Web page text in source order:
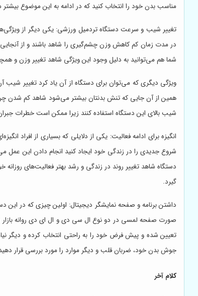
مناسب بدن خود را انتخاب کنید که در ادامه به این موضوع بیشتر
تغییر شیب و سرعت دستگاه تردمیل ورزشی: یکی دیگر از
در مدت زمان کم کاهش وزن چشم‌گیری را شاهد باشند و از
شما هم می‌توانید به دلیل وجود این ویژگی شاهد تغییر وزن و
ویژگی دیگری که می‌توان برای دستگاه از آن یاد کرد تغییر
همین از آن جایی که تنش بدنتان بیشتر می‌شود شاهد کم شدن چربی
شیب بالای این دستگاه استفاده کنند زیرا ممکن است خطرات
انگیزه برای ادامه فعالیت: یکی از دلایلی که بسیاری از افراد
شروع جدیدی را در زندگی خود ایجاد کنید انجام دادن این عمل
دستگاه شاهد تغییر روند در زندگی و رشد بهتر فعالیت‌های
گیرد.
داشتن برنامه و صفحه نمایشگر دیجیتال: اولین چیزی که در
صورت صفحه لمسی در دو نوع ال سی دی و ال ای دی روانه بازار
تعیین شده و پیش فرض خود را به راحتی انتخاب کرده و دیگر
جوش بدن خود، ضربان قلب و دیگر موارد را مورد بررسی قرار
کلام آخر